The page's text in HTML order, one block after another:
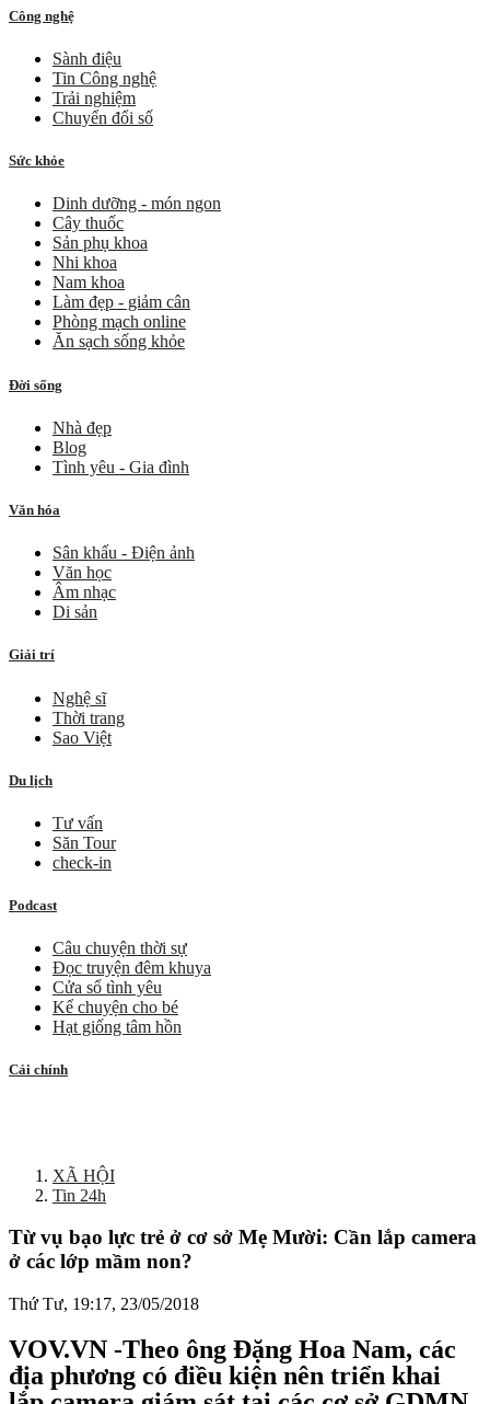
Công nghệ
Sành điệu
Tin Công nghệ
Trải nghiệm
Chuyển đổi số
Sức khỏe
Dinh dưỡng - món ngon
Cây thuốc
Sản phụ khoa
Nhi khoa
Nam khoa
Làm đẹp - giảm cân
Phòng mạch online
Ăn sạch sống khỏe
Đời sống
Nhà đẹp
Blog
Tình yêu - Gia đình
Văn hóa
Sân khấu - Điện ảnh
Văn học
Âm nhạc
Di sản
Giải trí
Nghệ sĩ
Thời trang
Sao Việt
Du lịch
Tư vấn
Săn Tour
check-in
Podcast
Câu chuyện thời sự
Đọc truyện đêm khuya
Cửa sổ tình yêu
Kể chuyện cho bé
Hạt giống tâm hồn
Cải chính
XÃ HỘI
Tin 24h
Từ vụ bạo lực trẻ ở cơ sở Mẹ Mười: Cần lắp camera
ở các lớp mầm non?
Thứ Tư, 19:17, 23/05/2018
VOV.VN -Theo ông Đặng Hoa Nam, các
địa phương có điều kiện nên triển khai